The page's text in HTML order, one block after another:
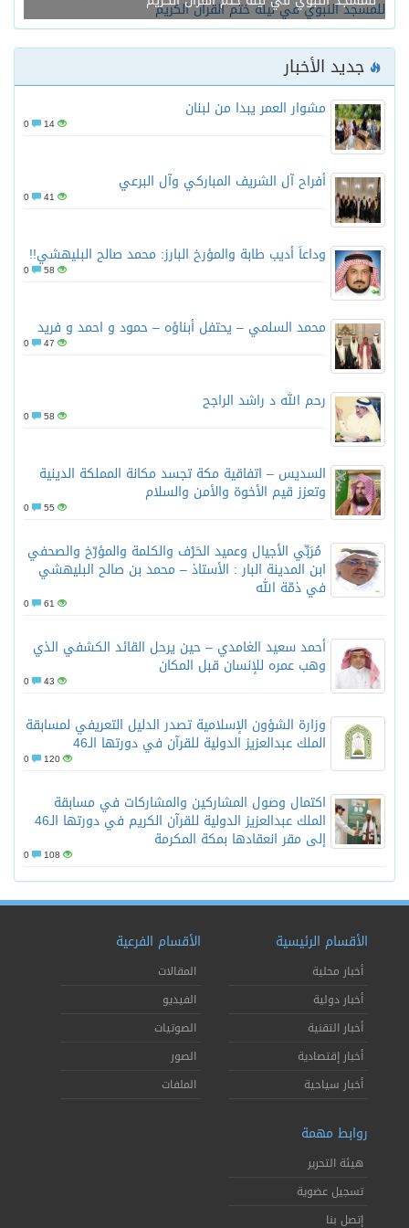
جديد الأخبار
مشوار العمر يبدا من لبنان
14
أفراح آل الشريف المباركي وآل البرعي
41
وداعاً أديب طابة والمؤرخ البارز: محمد صالح البليهشي!!
58
محمد السلمي – يحتفل أبناؤه – حمود و احمد و فريد
47
رحم الله د راشد الراجح
58
السديس – اتفاقية مكة تجسد مكانة المملكة الدينية
وتعزز قيم الأخوة والأمن والسلام
55
مُرَبِّي الأجيال وعميد الحَرْف والكلمة والمؤرّخ والصحفي
ابن المدينة البار : الأستاذ – محمد بن صالح البليهشي
في ذمّة الله
61
أحمد سعيد الغامدي – حين يرحل القائد الكشفي الذي
وهب عمره للإنسان قبل المكان
43
وزارة الشؤون الإسلامية تصدر الدليل التعريفي لمسابقة
الملك عبدالعزيز الدولية للقرآن في دورتها الـ46
120
اكتمال وصول المشاركين والمشاركات في مسابقة
الملك عبدالعزيز الدولية للقرآن الكريم في دورتها الـ46
إلى مقر انعقادها بمكة المكرمة
108
الأقسام الرئيسية
أخبار محلية
أخبار دولية
أخبار التقنية
أخبار إقتصادية
أخبار سياحية
الأقسام الفرعية
المقالات
الفيديو
الصوتيات
الصور
الملفات
روابط مهمة
هيئة التحرير
تسجيل عضوية
إتصل بنا